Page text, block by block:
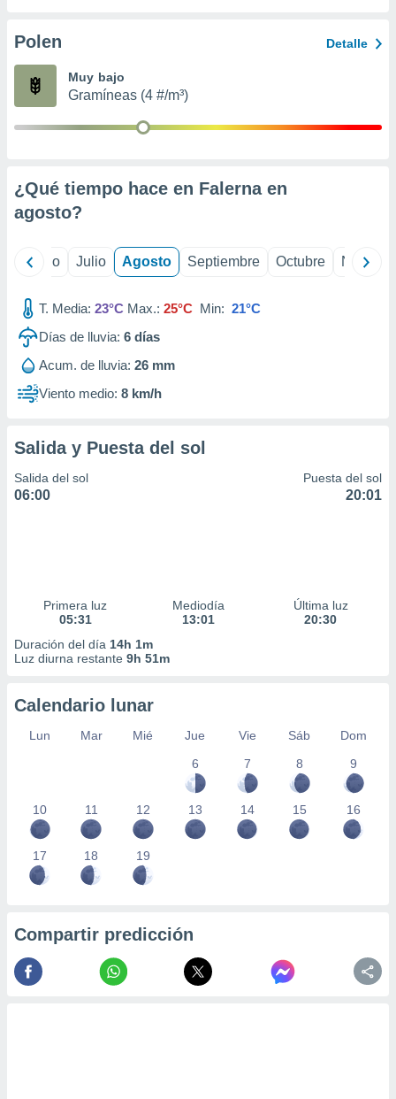
e
mediante
publicidad
publicidad
de
Polen Detalle
Muy bajo
Gramíneas (4 #/m³)
¿Qué tiempo hace en Falerna en
agosto?
Junio Julio Agosto Septiembre Octubre
T. Media: 23°C Max.: 25°C Min: 21°C
Días de lluvia: 6 días
Acum. de lluvia: 26 mm
Viento medio: 8 km/h
Salida y Puesta del sol
Salida del sol
06:00
Puesta del sol
20:01
Primera luz
05:31
Mediodía
13:01
Última luz
20:30
Duración del día 14h 1m
Luz diurna restante 9h 51m
Calendario lunar
Lun Mar Mié Jue Vie Sáb
Dom
6
7 8 9
10 11 12 13 14 15 16
17 18 19
Compartir predicción